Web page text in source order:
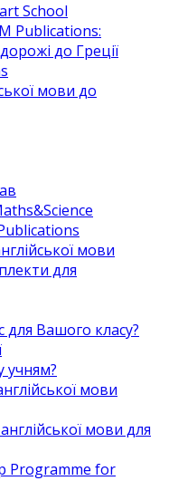
School
Publications:
до Греції
мови до
мови
для
Вашого класу?
учням?
мови
мови для
Programme for